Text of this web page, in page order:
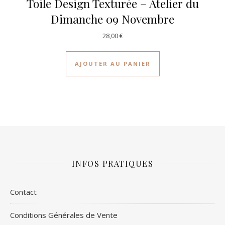
Toile Design Texturée – Atelier du
Dimanche 09 Novembre
28,00€
AJOUTER AU PANIER
INFOS PRATIQUES
Contact
Conditions Générales de Vente